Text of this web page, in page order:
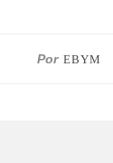
Por EBYM